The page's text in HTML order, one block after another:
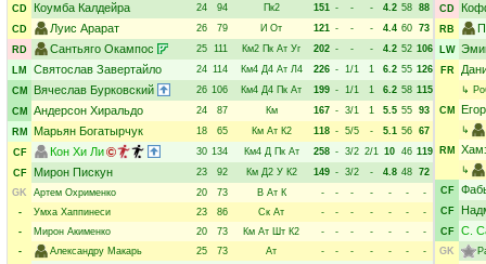
CD
Коумба Калдейра 24 94 Пк2 151 - - - 4.2 58 88
CD
Луис Арарат 26 79 И От 121 - - - 4.4 60 73
RD
Сантьяго Окампос 25 111 Км2 Пк Ат Уг 202 - - - 4.2 52 106
LM
Святослав Завертайло 24 114 Км4 Д4 Ат Л4 226 - 1/1 1 6.2 55 126
CM
Вячеслав Бурковский 26 106 Км4 Д4 Пк Ат 199 - 1/1 1 6.2 58 115
CM
Андерсон Хиральдо 24 87 Км 167 - 3/1 1 5.5 55 93
RM
Марьян Богатырчук 18 65 Км Ат К2 118 - 5/5 - 5.1 56 67
CF
Кон Хи Ли 30 134 Км4 Д Пк Ат 258 - 3/2 2/1 10 46 119
CF
Мирон Пискун 23 92 Км Д2 У К2 149 - 3/2 - 4.8 48 72
GK
Артем Охрименко 20 73 В Ат К - - - - - -
-
-
Умха Хаппинеси 23 86 Ск Ат - - - - - -
-
-
Мирон Акименко 20 73 Км Ат Шт К2 - - - - - -
-
-
Александру Макарь 25 73 Ат - - - - - -
-
CD
RB
LW
FR
↳
CM
↳
RM
↳
CF
CF
CF С.
GK